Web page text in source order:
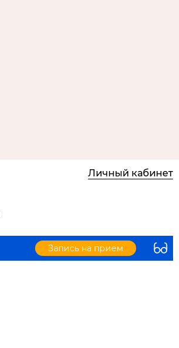
Личный кабинет
Запись на прием